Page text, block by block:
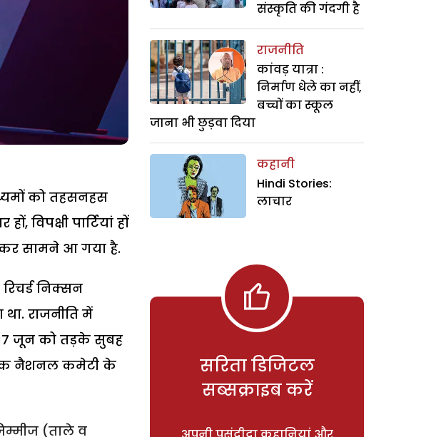
को तहसनहस
पार्टियां हों
कर सामने आ गया है.
निक्सन
था. राजनीति में
17 जून को तड़के सुबह
नैशनल कमेटी के
(ताले व
संस्कृति की गंदगी है
राजनीति
कांवड़ यात्रा :
निर्माण धेले का नहीं,
बच्चों का स्कूल
जाना भी छुड़वा दिया
कहानी
Hindi Stories:
लाचार
सरिता डिजिटल
सब्सक्राइब करें